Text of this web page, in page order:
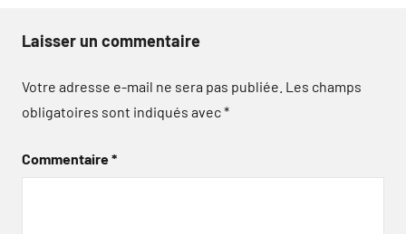
Laisser un commentaire
Votre adresse e-mail ne sera pas publiée. Les champs
obligatoires sont indiqués avec*
Commentaire*